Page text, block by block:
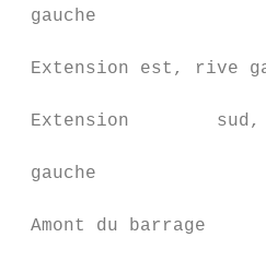
gauche
Extension est,
Extension
gauche
Amont du